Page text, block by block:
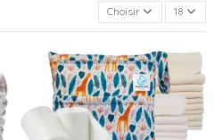
Choisir 18